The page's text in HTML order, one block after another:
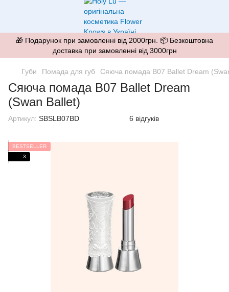
🎁 Подарунок при замовленні від 2000грн. 📦 Безкоштовна
доставка при замовленні від 3000грн
Губи Помада для губ Сяюча помада B07 Ballet Dream
Сяюча помада B07 Ballet Dream
(Swan Ballet)
Артикул: SBSLB07BD 6 відгуків
BESTSELLER
3